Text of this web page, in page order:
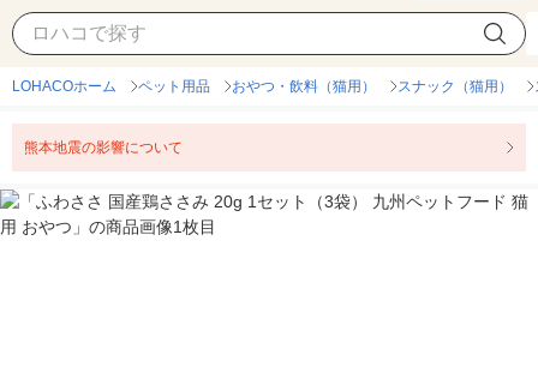
LOHACOホーム ペット用品 おやつ・飲料（猫用） スナック（猫用）
熊本地震の影響について